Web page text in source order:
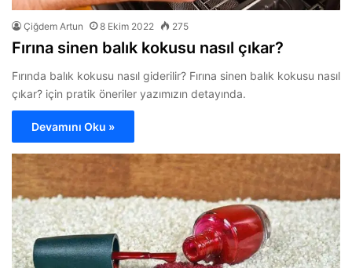
Çiğdem Artun 8 Ekim 2022 275
Fırına sinen balık kokusu nasıl çıkar?
Fırında balık kokusu nasıl giderilir? Fırına sinen balık kokusu nasıl
çıkar? için pratik öneriler yazımızın detayında.
Devamını Oku »